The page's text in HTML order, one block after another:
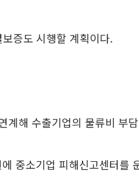
증도 시행할 계획이다.
계해 수출기업의 물류비 부
중소기업 피해신고센터를